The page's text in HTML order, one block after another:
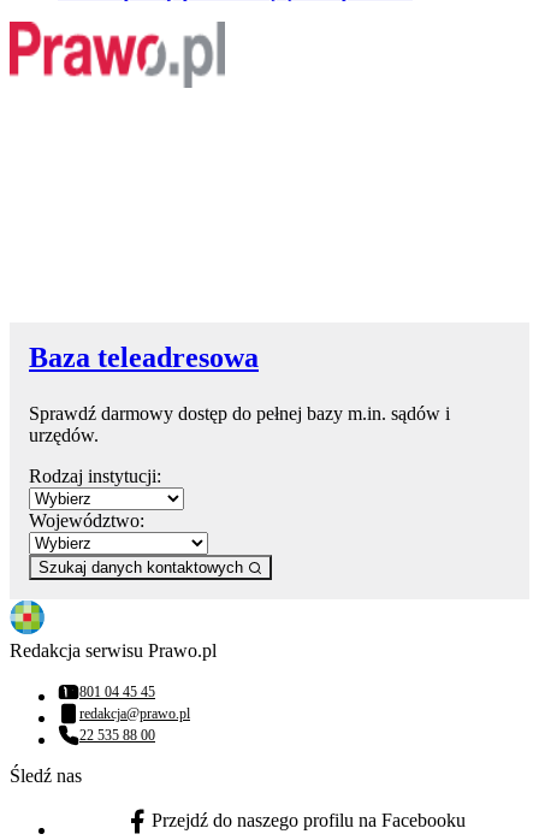
Baza teleadresowa
Sprawdź darmowy dostęp do pełnej bazy m.in. sądów i
urzędów.
Rodzaj instytucji:
Województwo:
Szukaj danych kontaktowych
Redakcja serwisu Prawo.pl
Numer telefonu:
801 04 45 45
Adres email:
redakcja@prawo.pl
Numer telefonu:
22 535 88 00
Śledź nas
facebook - otwiera się w nowej karcie
Przejdź do naszego profilu na Facebooku